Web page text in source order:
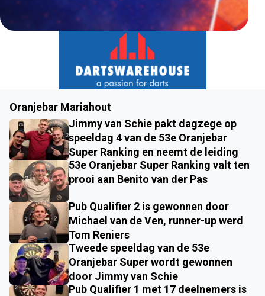
Oranjebar Mariahout
Jimmy van Schie pakt dagzege op
speeldag 4 van de 53e Oranjebar
Super Ranking en neemt de leiding
53e Oranjebar Super Ranking valt ten
prooi aan Benito van der Pas
Pub Qualifier 2 is gewonnen door
Michael van de Ven, runner-up werd
Tom Reniers
Tweede speeldag van de 53e
Oranjebar Super wordt gewonnen
door Jimmy van Schie
Pub Qualifier 1 met 17 deelnemers is